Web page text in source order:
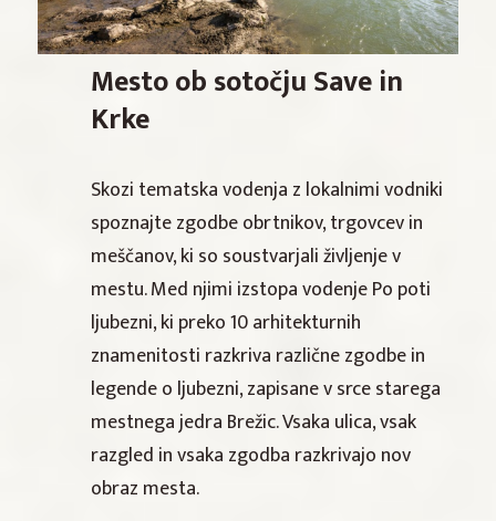
Mesto ob sotočju Save in
Krke
Skozi tematska vodenja z lokalnimi vodniki
spoznajte zgodbe obrtnikov, trgovcev in
meščanov, ki so soustvarjali življenje v
mestu. Med njimi izstopa vodenje Po poti
ljubezni, ki preko 10 arhitekturnih
znamenitosti razkriva različne zgodbe in
legende o ljubezni, zapisane v srce starega
mestnega jedra Brežic. Vsaka ulica, vsak
razgled in vsaka zgodba razkrivajo nov
obraz mesta.